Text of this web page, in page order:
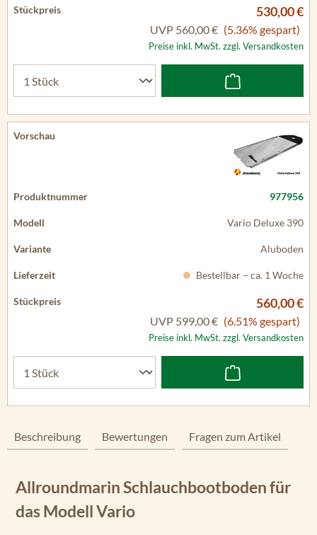
530,00 €
UVP 560,00 € (5.36% gespart)
Preise inkl. MwSt. zzgl. Versandkosten
977956
Vario Deluxe 390
Aluboden
Bestellbar – ca. 1 Woche
560,00 €
UVP 599,00 € (6.51% gespart)
Preise inkl. MwSt. zzgl. Versandkosten
Beschreibung Bewertungen Fragen zum Artikel
Allroundmarin Schlauchbootboden für
das Modell Vario